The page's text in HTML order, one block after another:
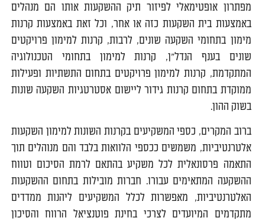
מפתרון אופטימאלי לפיזור תיק ההשקעות אותו הם מנהלים
באמצעות בית השקעות כזה או אחר, וכל זאת באמצעות קרנות
מימון בתחומי השקעה שונים, לרבות, קרנות למימון פרויקטים
שונים בענף הנדל"ן, קרנות למימון בתחומי הטכנולוגיה
המתקדמת, קרנות למימון פרויקטים בתחום התשתיות ופעילות
ממוקדת בתחום קרנות גידור ליישום אסטרטגיות השקעה שונות
בשוק ההון.
ברוב המקרים, כספי המשקיעים בקרנות השונות למימון השקעות
אלטרנטיביות, משמשים ככספי הלוואות בלבד והם מנוהלים תוך
התאמה פרסונאלית לכל משקיע בהתאם לרמת הסיכום וטווח
ההשקעה המתאימים עבורו. חברות מובילות בתחום ההשקעות
האלטרנטיביות, מאפשרות לכלל המשקיעים ליהנות ממדדים
מתקדמים המיועדים לצרכי בחינת פוטנציאל הרווח והסיכון